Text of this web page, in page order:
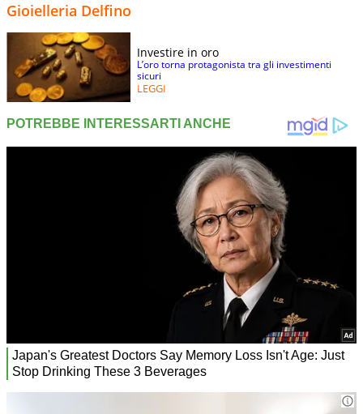
Gioielleria Delfino
Investire in oro
L’oro torna protagonista tra gli investimenti
sicuri
LEGGI